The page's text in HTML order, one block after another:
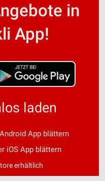
in
App!
laden
App blättern
iOS App blättern
erhältlich